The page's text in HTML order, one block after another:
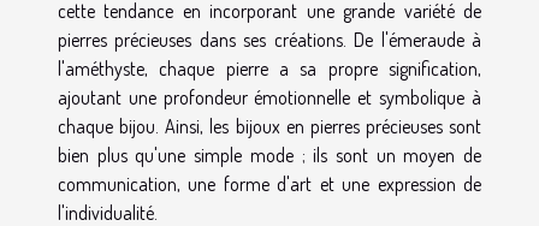
cette tendance en incorporant une grande variété de
pierres précieuses dans ses créations. De l'émeraude à
l'améthyste, chaque pierre a sa propre signification,
ajoutant une profondeur émotionnelle et symbolique à
chaque bijou. Ainsi, les bijoux en pierres précieuses sont
bien plus qu'une simple mode ; ils sont un moyen de
communication, une forme d'art et une expression de
l'individualité.